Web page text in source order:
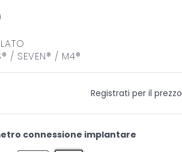
/ SEVEN® / M4®
Registrati per il prezzo
connessione implantare